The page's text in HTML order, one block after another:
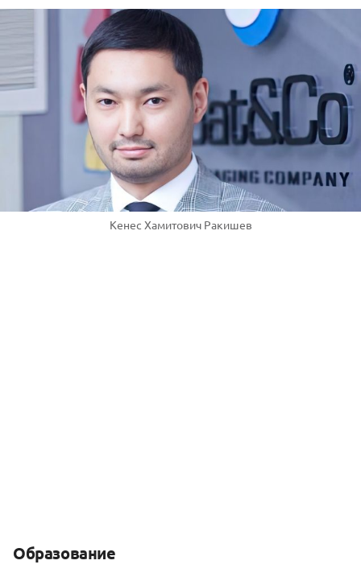
Кенес Хамитович Ракишев
Образование